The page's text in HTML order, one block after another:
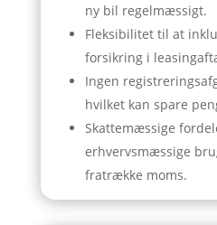
ny bil regelmæssigt.
Fleksibilitet til at
forsikring i
Ingen
hvilket kan spare
Skattemæssige
erhvervsmæssige
fratrække moms.